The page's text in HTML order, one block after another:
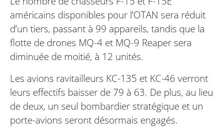
américains disponibles pour l’OTAN sera réduit
d’un tiers, passant à 99 appareils, tandis que la
flotte de drones MQ-4 et MQ-9 Reaper sera
diminuée de moitié, à 12 unités.
Les avions ravitailleurs KC-135 et KC-46 verront
leurs effectifs baisser de 79 à 63. De plus, au lieu
de deux, un seul bombardier stratégique et un
porte-avions seront désormais engagés.